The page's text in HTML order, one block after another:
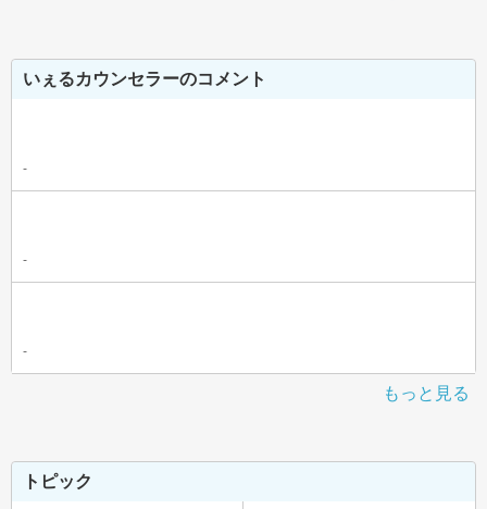
いぇるカウンセラーのコメント
-
-
-
もっと見る
トピック